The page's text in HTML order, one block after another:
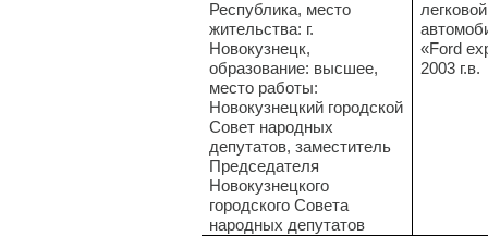
Республика, место
жительства: г.
Новокузнецк,
образование: высшее,
место работы:
Новокузнецкий городской
Совет народных
депутатов, заместитель
Председателя
Новокузнецкого
городского Совета
народных депутатов
легковой
«Ford
2003 г.в.